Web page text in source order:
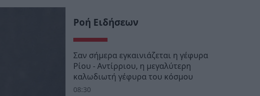
Ροή Ειδήσεων
Σαν σήμερα εγκαινιάζεται η γέφυρα
Ρίου - Αντίρριου, η μεγαλύτερη
καλωδιωτή γέφυρα του κόσμου
08:30